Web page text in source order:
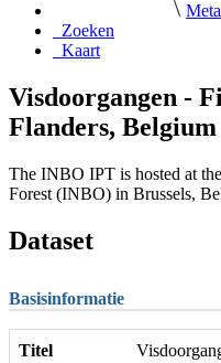
Zoeken
Kaart
Visdoorgangen -
Flanders, Belgium
The INBO IPT is hosted at
Forest (INBO) in Brussels,
Dataset
Basisinformatie
Titel